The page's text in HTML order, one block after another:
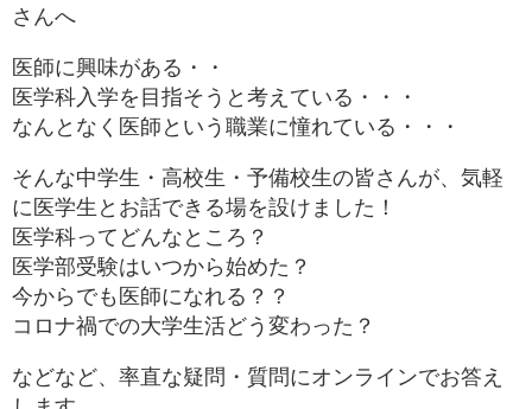
さんへ
医師に興味がある・・
医学科入学を目指そうと考えている・・・
なんとなく医師という職業に憧れている・・・
そんな中学生・高校生・予備校生の皆さんが、気軽
に医学生とお話できる場を設けました！
医学科ってどんなところ？
医学部受験はいつから始めた？
今からでも医師になれる？？
コロナ禍での大学生活どう変わった？
などなど、率直な疑問・質問にオンラインでお答え